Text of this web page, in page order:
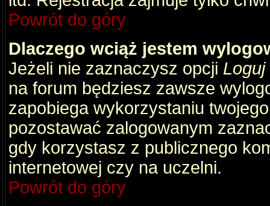
Powrót do góry
Dlaczego wciąż jestem
Jeżeli nie zaznaczysz opcji
na forum będziesz zawsze
zapobiega wykorzystaniu
pozostawać zalogowanym
gdy korzystasz z publicznego
internetowej czy na uczelni.
Powrót do góry